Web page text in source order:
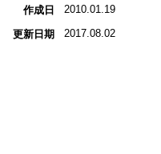
作成日 2010.01.19
更新日期 2017.08.02